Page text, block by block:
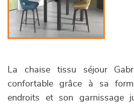
La chaise tissu séjour
confortable grâce à sa
endroits et son garnissage